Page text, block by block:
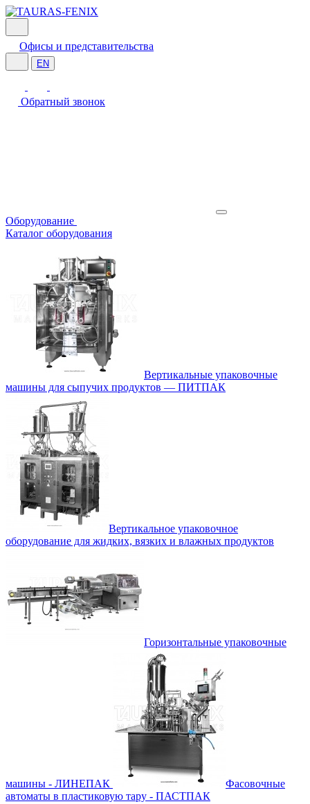
Офисы и представительства
EN
Обратный звонок
Оборудование
Каталог оборудования
Вертикальные упаковочные
машины для сыпучих продуктов — ПИТПАК
Вертикальное упаковочное
оборудование для жидких, вязких и влажных продуктов
Горизонтальные упаковочные
машины - ЛИНЕПАК
Фасовочные
автоматы в пластиковую тару - ПАСТПАК